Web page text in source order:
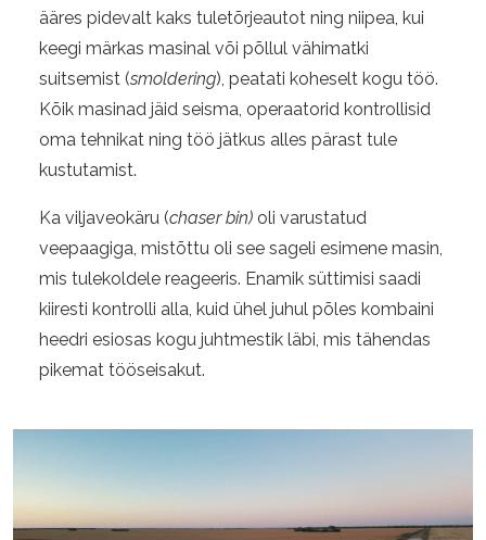
ääres pidevalt kaks tuletõrjeautot ning niipea, kui
keegi märkas masinal või põllul vähimatki
suitsemist (smoldering), peatati koheselt kogu töö.
Kõik masinad jäid seisma, operaatorid kontrollisid
oma tehnikat ning töö jätkus alles pärast tule
kustutamist.
Ka viljaveokäru (chaser bin) oli varustatud
veepaagiga, mistõttu oli see sageli esimene masin,
mis tulekoldele reageeris. Enamik süttimisi saadi
kiiresti kontrolli alla, kuid ühel juhul põles kombaini
heedri esiosas kogu juhtmestik läbi, mis tähendas
pikemat tööseisakut.